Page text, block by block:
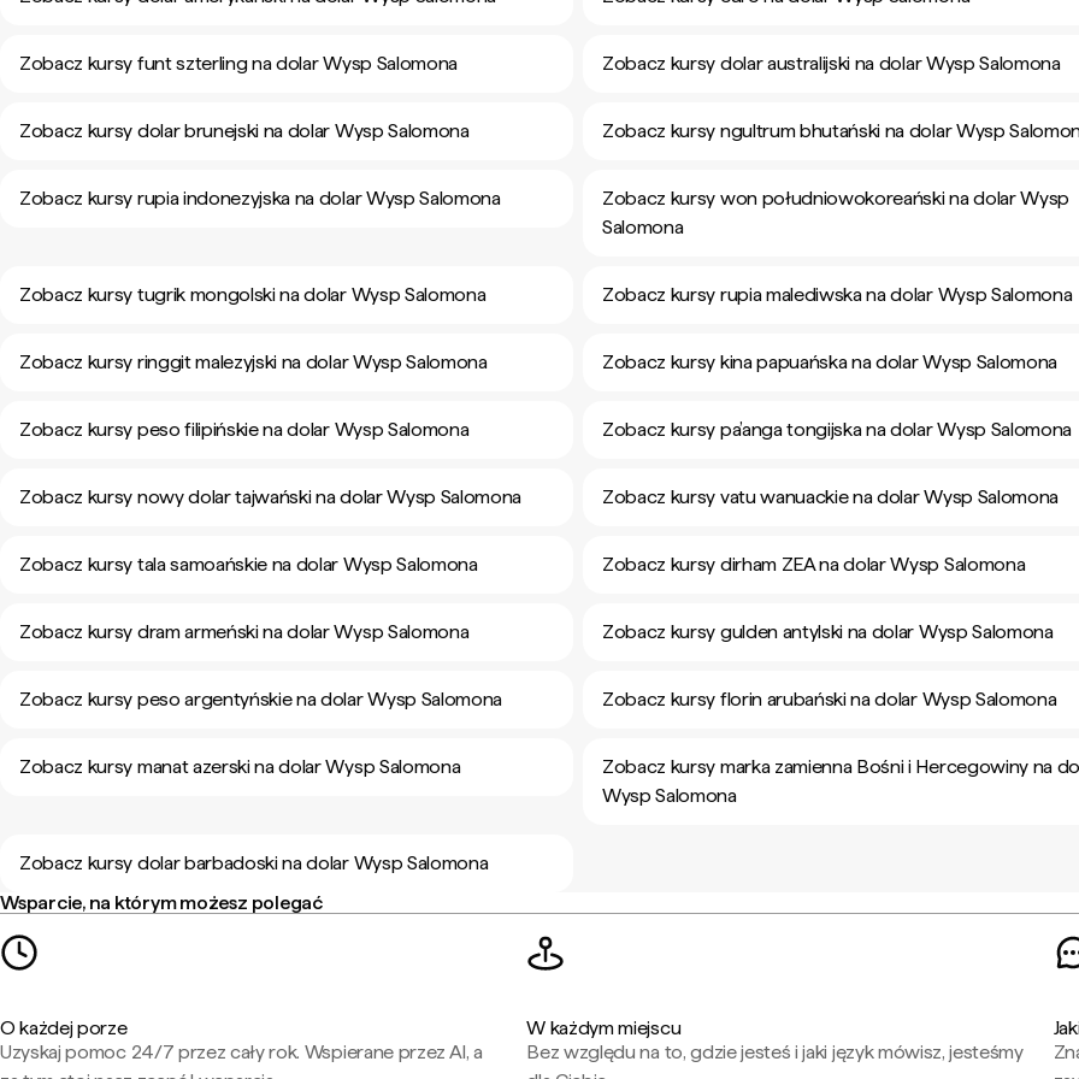
Zobacz kursy funt szterling na dolar Wysp Salomona Zobacz kursy dolar australijski na dolar Wysp Salomona
Zobacz kursy dolar brunejski na dolar Wysp Salomona Zobacz kursy ngultrum bhutański na dolar Wysp
Zobacz kursy rupia indonezyjska na dolar Wysp Salomona
Zobacz kursy won południowokoreański na dolar Wysp
Salomona
Zobacz kursy tugrik mongolski na dolar Wysp Salomona Zobacz kursy rupia malediwska na dolar Wysp Salomona
Zobacz kursy ringgit malezyjski na dolar Wysp Salomona Zobacz kursy kina papuańska na dolar Wysp Salomona
Zobacz kursy peso filipińskie na dolar Wysp Salomona Zobacz kursy pa’anga tongijska na dolar Wysp Salomona
Zobacz kursy nowy dolar tajwański na dolar Wysp Salomona Zobacz kursy vatu wanuackie na dolar Wysp Salomona
Zobacz kursy tala samoańskie na dolar Wysp Salomona Zobacz kursy dirham ZEA na dolar Wysp Salomona
Zobacz kursy dram armeński na dolar Wysp Salomona Zobacz kursy gulden antylski na dolar Wysp Salomona
Zobacz kursy peso argentyńskie na dolar Wysp Salomona Zobacz kursy florin arubański na dolar Wysp Salomona
Zobacz kursy manat azerski na dolar Wysp Salomona
Zobacz kursy marka zamienna Bośni i Hercegowiny na
Wysp Salomona
Zobacz kursy dolar barbadoski na dolar Wysp Salomona
Wsparcie, na którym możesz polegać
O każdej porze
Uzyskaj pomoc 24/7 przez cały rok. Wspierane przez AI, a
W każdym miejscu
Bez względu na to, gdzie jesteś i jaki język mówisz, jesteśmy